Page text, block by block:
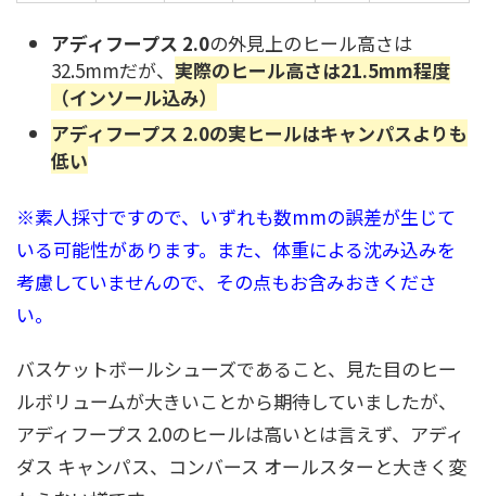
アディフープス 2.0の外見上のヒール高さは
32.5mmだが、 実際のヒール高さは21.5mm程度
（インソール込み）
アディフープス 2.0の実ヒールはキャンパスよりも
低い
※素人採寸ですので、いずれも数mmの誤差が生じて
いる可能性があります。また、体重による沈み込みを
考慮していませんので、その点もお含みおきくださ
い。
バスケットボールシューズであること、見た目のヒー
ルボリュームが大きいことから期待していましたが、
アディフープス 2.0のヒールは高いとは言えず、アディ
ダス キャンパス、コンバース オールスターと大きく変